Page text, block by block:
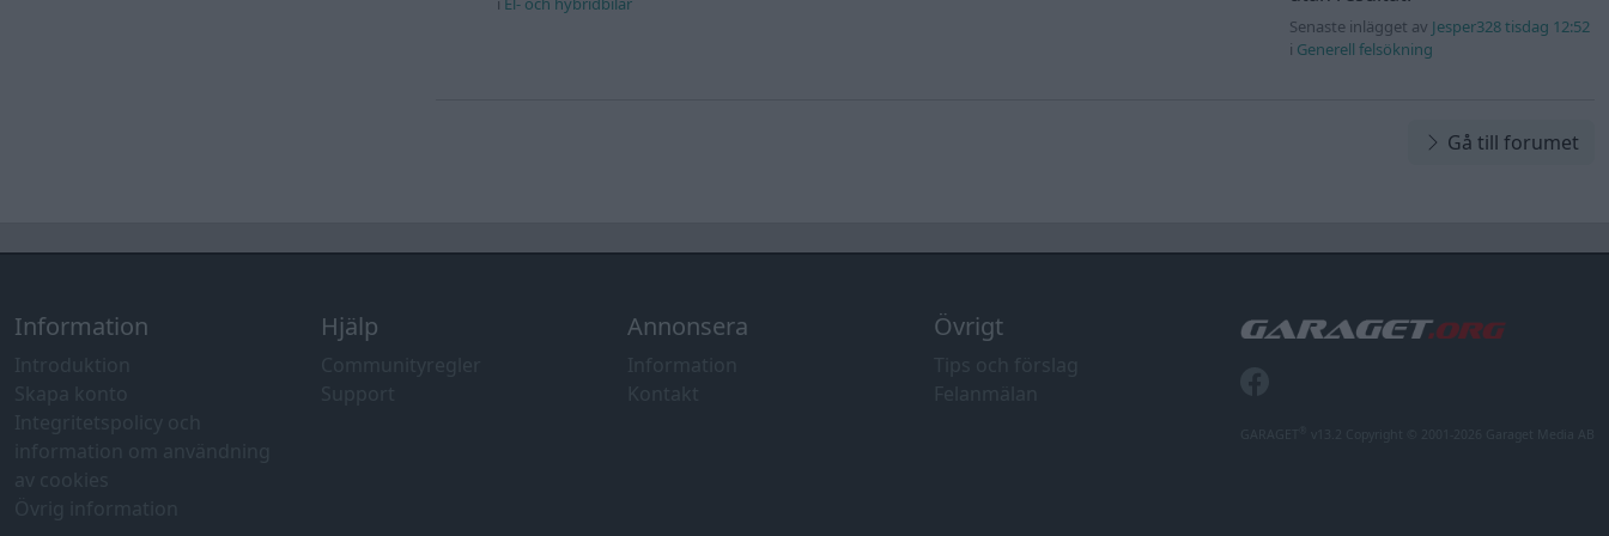
Senaste inlägget av Jesper328 tisdag 12:52
i Generell felsökning
Gå till forumet
Information Hjälp Annonsera Övrigt